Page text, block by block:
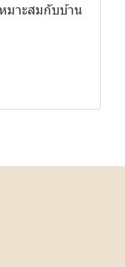
มาะสมกับบ้าน